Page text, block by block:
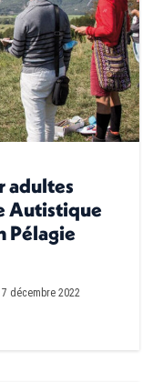
adultes
Autistique
Pélagie
7 décembre 2022